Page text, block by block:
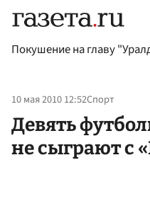
Покушение на главу
10 мая 2010 12:52Спорт
Девять
не сыграют с